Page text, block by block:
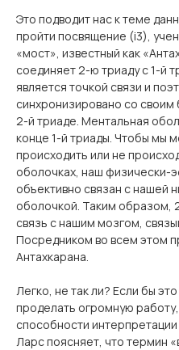
Это подводит нас к теме
пройти посвящение (i3),
«мост», известный как
соединяет 2-ю триаду с 1-й
является точкой связи и
синхронизировано со
2-й триаде. Ментальная
конце 1-й триады. Чтобы мы
происходить или не
оболочках, наш физически-
объективно связан с нашей
оболочкой. Таким образом,
связь с нашим мозгом,
Посредником во всем этом
Антахкарана.
Легко, не так ли? Если бы
проделать огромную
способности
Ларс поясняет, что термин